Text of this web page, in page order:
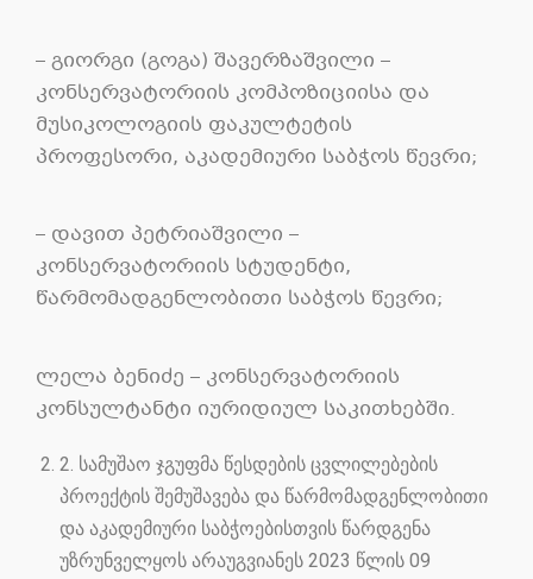
– გიორგი (გოგა) შავერზაშვილი –
კონსერვატორიის კომპოზიციისა და
მუსიკოლოგიის ფაკულტეტის
პროფესორი, აკადემიური საბჭოს წევრი;
– დავით პეტრიაშვილი –
კონსერვატორიის სტუდენტი,
წარმომადგენლობითი საბჭოს წევრი;
ლელა ბენიძე – კონსერვატორიის
კონსულტანტი იურიდიულ საკითხებში.
2 სამუშაო ჯგუფმა წესდების ცვლილებების
პროექტის შემუშავება და წარმომადგენლობითი
და აკადემიური საბჭოებისთვის წარდგენა
უზრუნველყოს არაუგვიანეს 2023 წლის 09